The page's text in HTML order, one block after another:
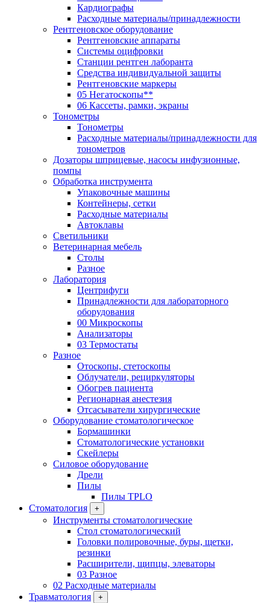
Кардиографы
Расходные материалы/принадлежности
Рентгеновское оборудование
Рентгеновские аппараты
Системы оцифровки
Станции рентген лаборанта
Средства индивидуальной защиты
Рентгеновские маркеры
05 Негатоскопы**
06 Кассеты, рамки, экраны
Тонометры
Тонометры
Расходные материалы/принадлежности для
тонометров
Дозаторы шприцевые, насосы инфузионные,
помпы
Обработка инструмента
Упаковочные машины
Контейнеры, сетки
Расходные материалы
Автоклавы
Светильники
Ветеринарная мебель
Столы
Разное
Лаборатория
Центрифуги
Принадлежности для лабораторного
оборудования
00 Микроскопы
Анализаторы
03 Термостаты
Разное
Отоскопы, стетоскопы
Облучатели, рециркуляторы
Обогрев пациента
Регионарная анестезия
Отсасыватели хирургические
Оборудование стоматологическое
Бормашинки
Стоматологические установки
Скейлеры
Силовое оборудование
Дрели
Пилы
Пилы TPLO
Стоматология
+
Инструменты стоматологические
Стол стоматологический
Головки полировочные, буры, щетки,
резинки
Расширители, щипцы, элеваторы
03 Разное
02 Расходные материалы
Травматология
+